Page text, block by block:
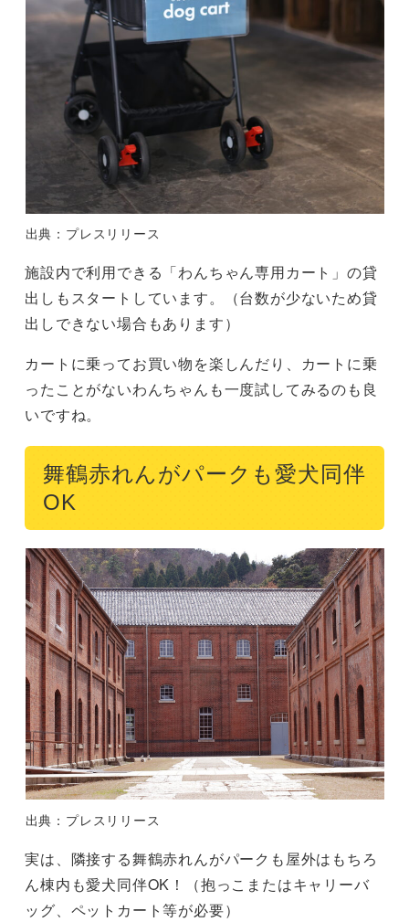
出典：プレスリリース
施設内で利用できる「わんちゃん専用カート」の貸
出しもスタートしています。（台数が少ないため貸
出しできない場合もあります）
カートに乗ってお買い物を楽しんだり、カートに乗
ったことがないわんちゃんも一度試してみるのも良
いですね。
舞鶴赤れんがパークも愛犬同伴
OK
出典：プレスリリース
実は、隣接する舞鶴赤れんがパークも屋外はもちろ
ん棟内も愛犬同伴OK！（抱っこまたはキャリーバ
ッグ、ペットカート等が必要）